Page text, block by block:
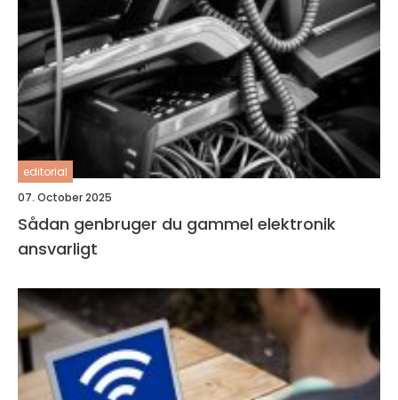
editorial
07. October 2025
Sådan genbruger du gammel elektronik
ansvarligt